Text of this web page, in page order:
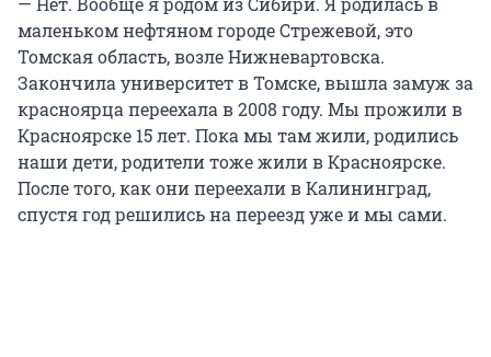
маленьком нефтяном городе Стрежевой, это
Томская область, возле Нижневартовска.
Закончила университет в Томске, вышла замуж за
красноярца переехала в 2008 году. Мы прожили в
Красноярске 15 лет. Пока мы там жили, родились
наши дети, родители тоже жили в Красноярске.
После того, как они переехали в Калининград,
спустя год решились на переезд уже и мы сами.